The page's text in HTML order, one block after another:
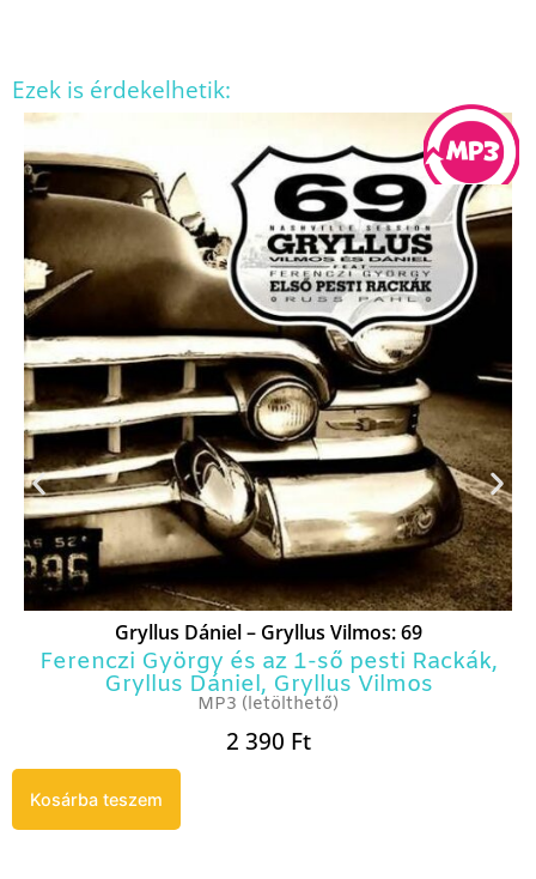
Ezek is érdekelhetik:
Gryllus Dániel – Gryllus Vilmos: 69
Ferenczi György és az 1-ső pesti Rackák,
Gryllus Dániel, Gryllus Vilmos
MP3 (letölthető)
2 390 Ft
Kosárba teszem